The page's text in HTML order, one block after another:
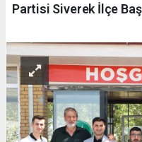
Partisi Siverek İlçe